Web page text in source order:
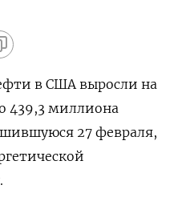
в США выросли на
439,3 ​миллиона
27 ⁠февраля,